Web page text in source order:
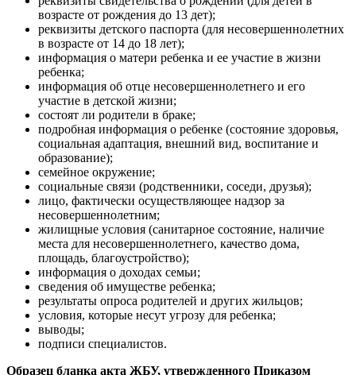
возрасте от рождения до 13 дет);
реквизиты детского паспорта (для несовершеннолетних
в возрасте от 14 до 18 лет);
информация о матери ребенка и ее участие в жизни
ребенка;
информация об отце несовершеннолетнего и его
участие в детской жизни;
состоят ли родители в браке;
подробная информация о ребенке (состояние здоровья,
социальная адаптация, внешний вид, воспитание и
образование);
семейное окружение;
социальные связи (родственники, соседи, друзья);
лицо, фактически осуществляющее надзор за
несовершеннолетним;
жилищные условия (санитарное состояние, наличие
места для несовершеннолетнего, качество дома,
площадь, благоустройство);
информация о доходах семьи;
сведения об имуществе ребенка;
результаты опроса родителей и других жильцов;
условия, которые несут угрозу для ребенка;
выводы;
подписи специалистов.
Образец бланка акта ЖБУ, утвержденного Приказом